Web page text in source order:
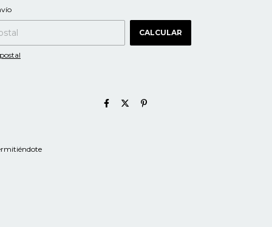
CALCULAR